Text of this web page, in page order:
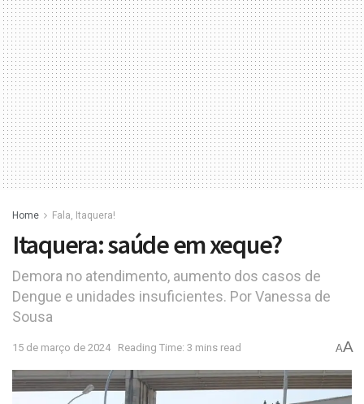
Home Fala, Itaquera!
Itaquera: saúde em xeque?
Demora no atendimento, aumento dos casos de
Dengue e unidades insuficientes. Por Vanessa de
Sousa
15 de março de 2024 Reading Time: 3 mins read AA